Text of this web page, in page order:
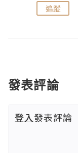
追蹤
發表評論
登入發表評論